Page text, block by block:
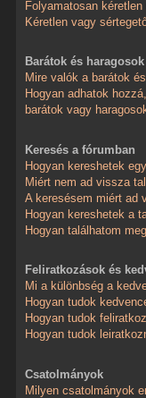
Folyamatosan
Kéretlen vagy
Barátok és haragosok
Mire valók a barátok
Hogyan adhatok
barátok vagy
Keresés a fórumban
Hogyan kereshetek
Miért nem ad vissza
A keresésem miért ad
Hogyan kereshetek a
Hogyan találhatom
Feliratkozások és
Mi a különbség a
Hogyan tudok
Hogyan tudok
Hogyan tudok
Csatolmányok
Milyen csatolmányok